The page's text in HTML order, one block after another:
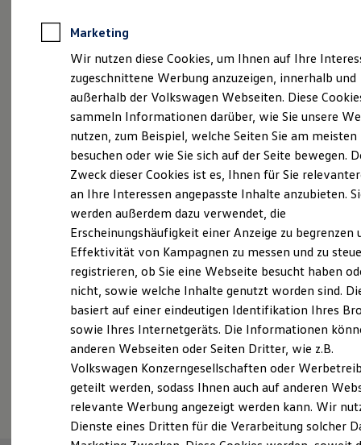
Anpfiff zum Gewinn
Elektroautos
ID. Tutorials
Elektrofahrzeugkonzepte
Reichweite
Reichweite der ID. Modelle
Reichweite im Winter
Laden
Laden unterwegs
Laden Zuhause
Ladezeitensimulator
Batterie
Sicherheit
Garantie und Lebensdauer
Nachhaltigkeit
Technologie
Kosten und Kauf
Verbrauchskosten
Kaufoptionen
E-Auto-Förderung
Software und Konnektivität
Die ID. Software 6
ID. Software Versionen und Updates
Digitale Extras
Schnittstellen zu Ihrem ID.
Probefahrt vereinbaren
Fahrzeugangebot anfordern
Servicetermin buchen
Serviceanfrage stellen
Marketing
Wir nutzen diese Cookies, um Ihnen auf Ihre
zugeschnittene Werbung anzuzeigen, innerhalb und
außerhalb der Volkswagen Webseiten. Diese
sammeln Informationen darüber, wie Sie unsere
nutzen, zum Beispiel, welche Seiten Sie am meisten
besuchen oder wie Sie sich auf der Seite bewegen.
Zweck dieser Cookies ist es, Ihnen für Sie
an Ihre Interessen angepasste Inhalte anzubieten.
werden außerdem dazu verwendet, die
Erscheinungshäufigkeit einer Anzeige zu begrenzen
Effektivität von Kampagnen zu messen und zu
registrieren, ob Sie eine Webseite besucht haben
nicht, sowie welche Inhalte genutzt worden sind.
basiert auf einer eindeutigen Identifikation Ihres
sowie Ihres Internetgeräts. Die Informationen
anderen Webseiten oder Seiten Dritter, wie z.B.
Volkswagen Konzerngesellschaften oder
geteilt werden, sodass Ihnen auch auf anderen
relevante Werbung angezeigt werden kann. Wir
Dienste eines Dritten für die Verarbeitung solcher